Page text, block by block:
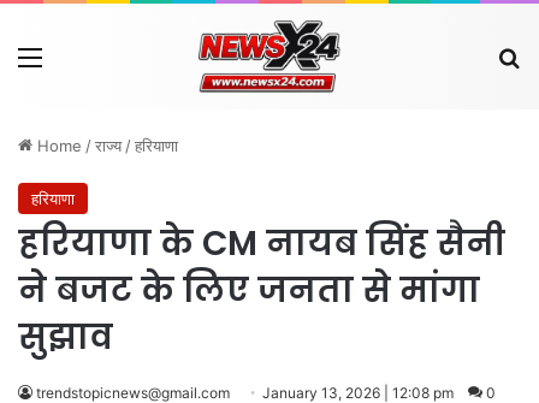
Menu
Home /राज्य /हरियाणा
हरियाणा
हरियाणा के CM नायब सिंह सैनी
ने बजट के लिए जनता से मांगा
सुझाव
trendstopicnews@gmail.com January 13, 2026 | 12:08 pm 0